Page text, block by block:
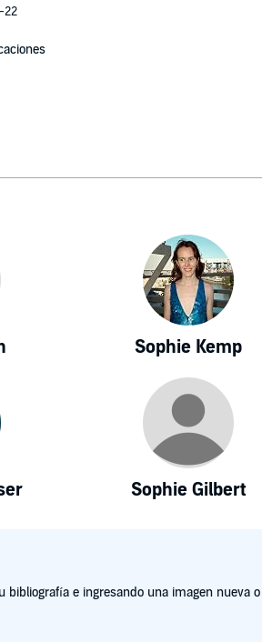
22
Sophie Kemp
Sophie Gilbert
e ingresando una imagen nueva